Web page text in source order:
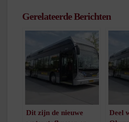
Gerelateerde Berichten
Dit zijn de nieuwe
Deel